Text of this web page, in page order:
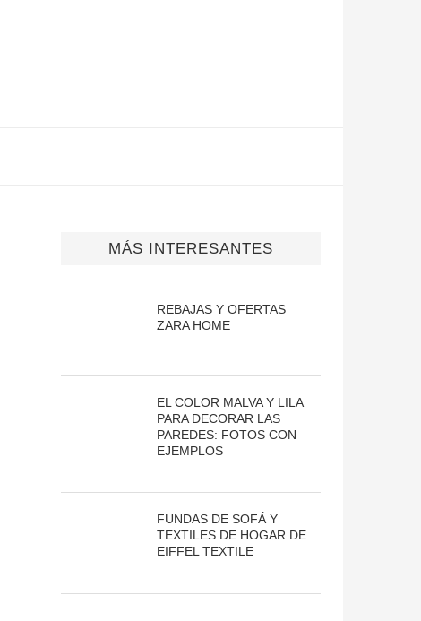
MÁS INTERESANTES
REBAJAS Y OFERTAS
ZARA HOME
EL COLOR MALVA Y LILA
PARA DECORAR LAS
PAREDES: FOTOS CON
EJEMPLOS
FUNDAS DE SOFÁ Y
TEXTILES DE HOGAR DE
EIFFEL TEXTILE